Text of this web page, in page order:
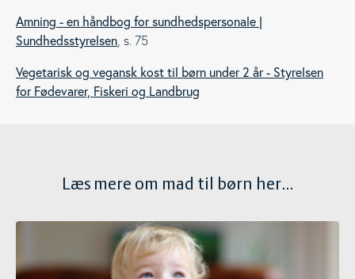
Amning - en håndbog for sundhedspersonale |
Sundhedsstyrelsen , s. 75
Vegetarisk og vegansk kost til børn under 2 år - Styrelsen
for Fødevarer, Fiskeri og Landbrug
Læs mere om mad til børn her...
Mad til børn (3-6 år)